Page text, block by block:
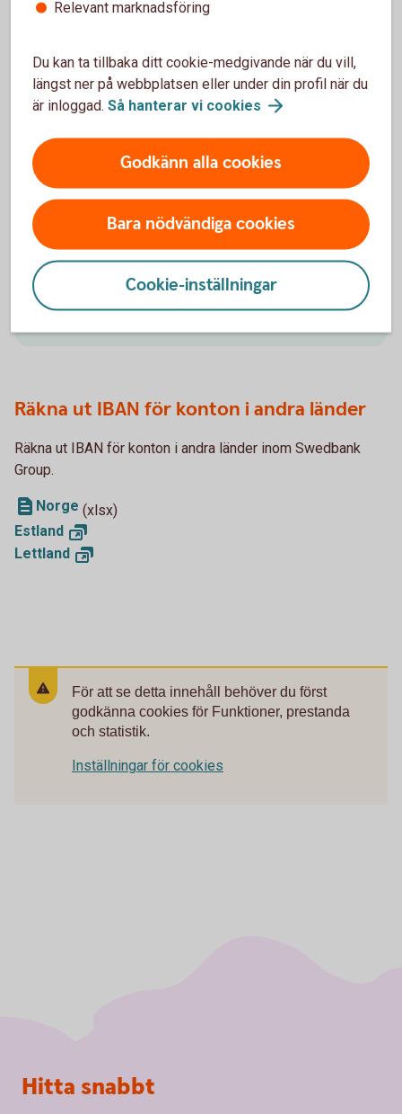
Räkna ut ditt IBAN-nummer
Räkna ut ditt IBAN-nummer med IBAN-
räknaren. Den fungerar endast för konton i
Swedbank och Sparbankerna. Ange alltid
sparbankerna).
Kontonummer
Räkna ut IBAN
Räkna ut IBAN för konton i andra länder
Räkna ut IBAN för konton i andra länder inom Swedbank
Group.
Norge (xlsx)
Estland
Lettland
För att se detta innehåll behöver du först
godkänna cookies för Funktioner, prestanda
och statistik.
Inställningar för cookies
Relevant marknadsföring
Du kan ta tillbaka ditt cookie-medgivande när du vill,
längst ner på webbplatsen eller under din profil när du
är inloggad. Så hanterar vi cookies
Godkänn alla cookies
Bara nödvändiga cookies
Cookie-inställningar
Sidfot
Hitta snabbt